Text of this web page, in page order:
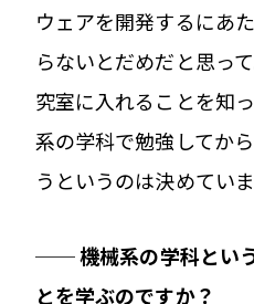
ウェアを開発するにあ
らないとだめだと思っ
究室に入れることを知
系の学科で勉強してか
うというのは決めていま
──機械系の学科とい
とを学ぶのですか？